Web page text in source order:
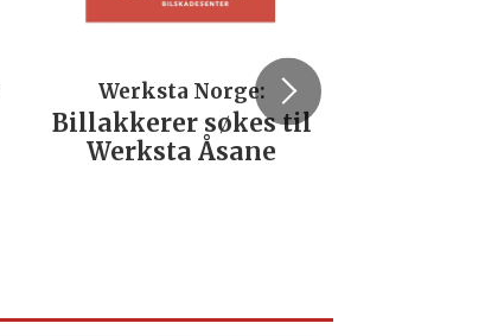
Werksta Norge:
Billakkerer søkes til
Werksta Åsane